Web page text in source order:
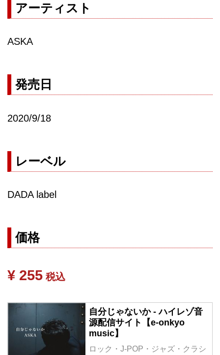
アーティスト
ASKA
発売日
2020/9/18
レーベル
DADA label
価格
¥ 255 税込
自分じゃないか - ハイレゾ音
源配信サイト【e-onkyo
music】
ロック・J-POP・ジャズ・クラシ